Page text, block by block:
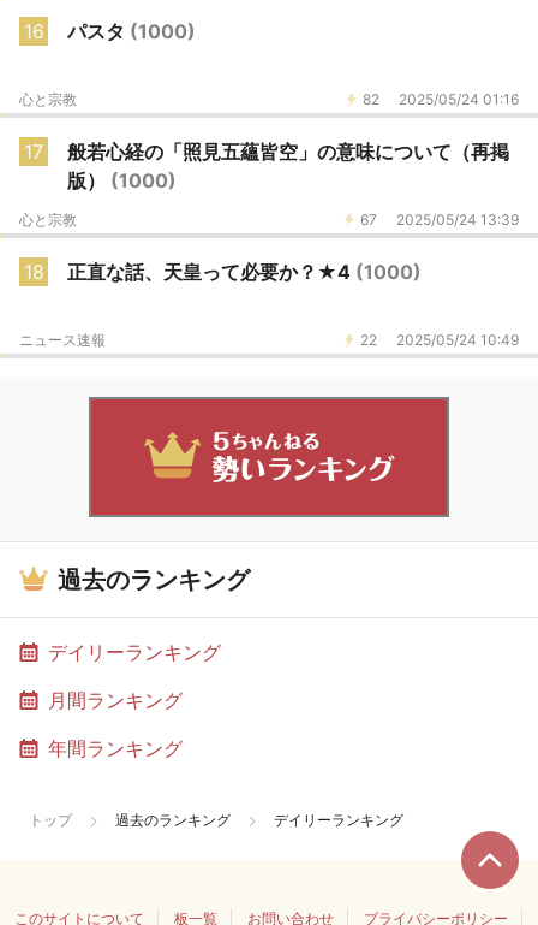
16 パスタ (1000)
82 2025/05/24 01:16
心と宗教
17
般若心経の「照見五蘊皆空」の意味について（再掲
版） (1000)
67 2025/05/24 13:39
心と宗教
18 正直な話、天皇って必要か？★4 (1000)
22 2025/05/24 10:49
ニュース速報
過去のランキング
デイリーランキング
月間ランキング
年間ランキング
トップ 過去のランキング デイリーランキング
このサイトについて 板一覧 お問い合わせ プライバシーポリシー